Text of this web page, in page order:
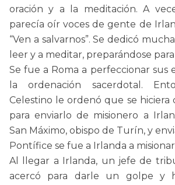
oración y a la meditación. A
parecía oír voces de gente de
“Ven a salvarnos”. Se dedicó
leer y a meditar, preparándose
Se fue a Roma a perfeccionar sus
la ordenación sacerdotal.
Celestino le ordenó que se hiciera
para enviarlo de misionero a
San Máximo, obispo de Turín, y
Pontífice se fue a Irlanda a
Al llegar a Irlanda, un jefe de
acercó para darle un golpe y